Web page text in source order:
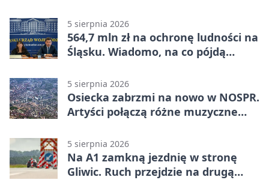
5 sierpnia 2026
564,7 mln zł na ochronę ludności na
Śląsku. Wiadomo, na co pójdą
5 sierpnia 2026
Osiecka zabrzmi na nowo w NOSPR.
Artyści połączą różne muzyczne
5 sierpnia 2026
Na A1 zamkną jezdnię w stronę
Gliwic. Ruch przejdzie na drugą